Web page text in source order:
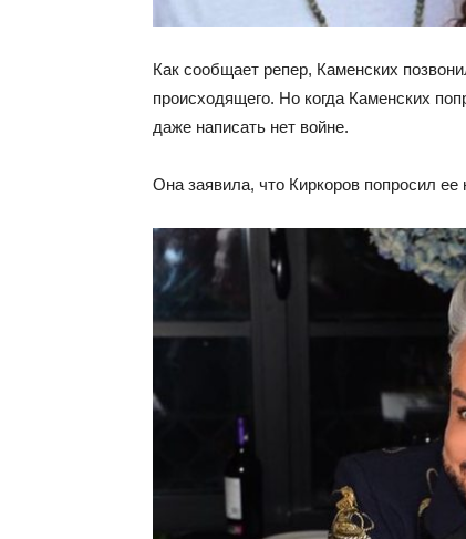
Как сообщает репер, Каменских
происходящего. Но когда Каменских
даже написать нет войне.
Она заявила, что Киркоров попросил